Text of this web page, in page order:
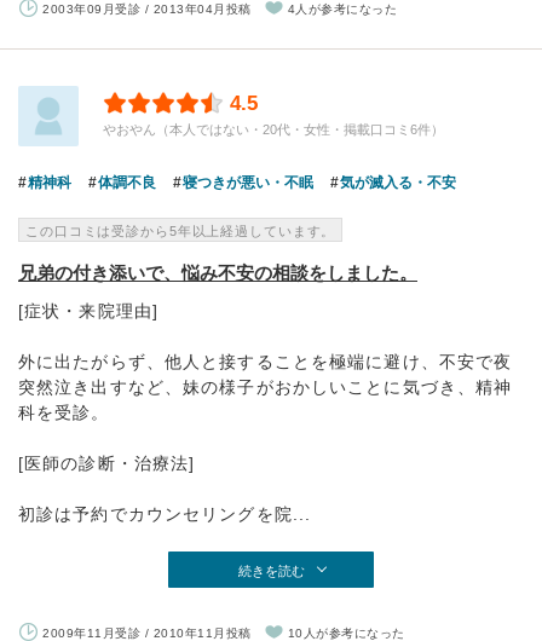
2003年09月受診 / 2013年04月投稿 4人が参考になった
4.5
やおやん（本人ではない・20代・女性・掲載口コミ6件）
精神科 体調不良 寝つきが悪い・不眠 気が滅入る・不安
この口コミは受診から5年以上経過しています。
兄弟の付き添いで、悩み不安の相談をしました。
[症状・来院理由]
外に出たがらず、他人と接することを極端に避け、不安で夜
突然泣き出すなど、妹の様子がおかしいことに気づき、精神
科を受診。
[医師の診断・治療法]
初診は予約でカウンセリングを院...
続きを読む
2009年11月受診 / 2010年11月投稿 10人が参考になった